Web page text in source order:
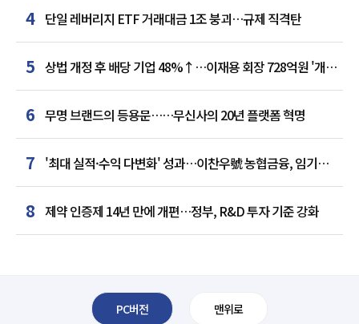
4 단일 레버리지 ETF 거래대금 1조 붕괴…규제 직격탄
5 상법 개정 후 배당 기업 48%↑…이재용 회장 728억원 '개인
최다'
6 무명 브랜드의 등용문……무신사의 20년 플랫폼 혁명
7 '최대 실적·수익 다변화' 성과…이찬우號 농협금융, 임기
말년 성장 박차
8 제약 인증제 14년 만에 개편…정부, R&D 투자 기준 강화
PC버전 맨위로